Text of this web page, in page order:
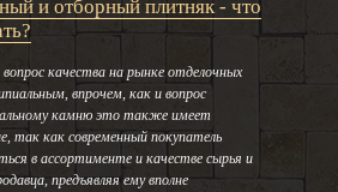
и отборный плитняк - что
вопрос качества на рынке отделочных
впрочем, как и вопрос
камню это также имеет
так как современный покупатель
в ассортименте и качестве сырья и
предъявляя ему вполне